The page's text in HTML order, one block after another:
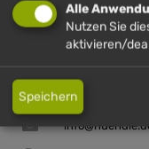
HÜNDLE GMBH
Hinterstaufen 10
+49 (0)8386
Alle
Nutzen Sie
aktivieren/
Speichern